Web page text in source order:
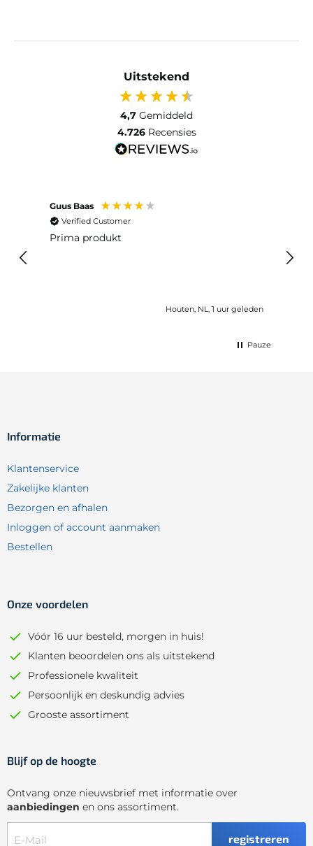
Uitstekend
4,7 Gemiddeld
4.726 Recensies
Guus Baas
Verified Customer
Prima produkt
Houten, NL, 1 uur geleden
Pauze
Informatie
Klantenservice
Zakelijke klanten
Bezorgen en afhalen
Inloggen of account aanmaken
Bestellen
Onze voordelen
Vóór 16 uur besteld, morgen in huis!
Klanten beoordelen ons als uitstekend
Professionele kwaliteit
Persoonlijk en deskundig advies
Grooste assortiment
Blijf op de hoogte
Ontvang onze nieuwsbrief met informatie over
aanbiedingen en ons assortiment.
registreren